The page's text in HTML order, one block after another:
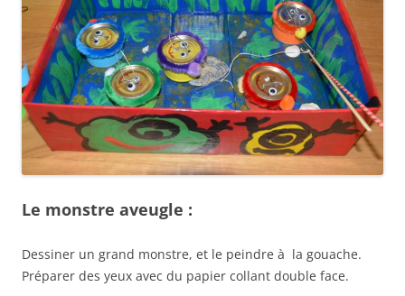
Le monstre aveugle :
Dessiner un grand monstre, et le peindre à la gouache.
Préparer des yeux avec du papier collant double face.